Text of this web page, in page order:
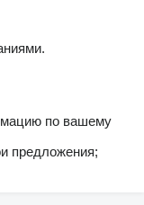
по вашему
предложения;